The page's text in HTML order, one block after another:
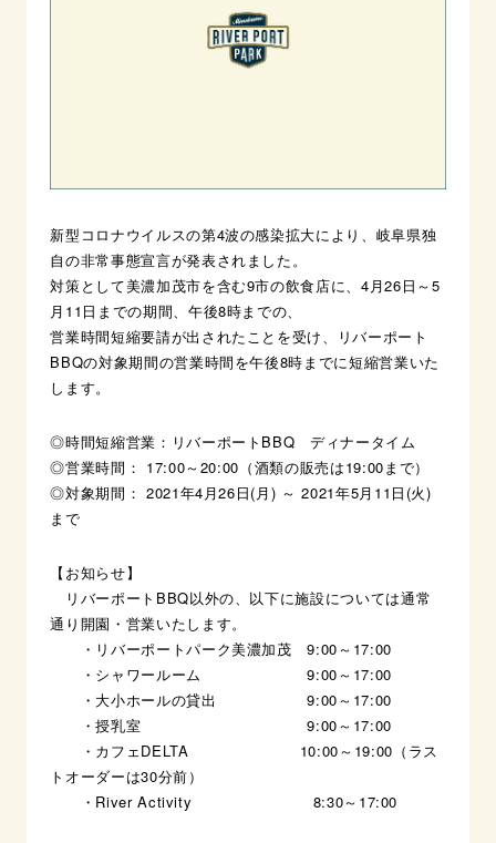
新型コロナウイルスの第4波の感染拡大により、岐阜県独
自の非常事態宣言が発表されました。
対策として美濃加茂市を含む9市の飲食店に、4月26日～5
月11日までの期間、午後8時までの、
営業時間短縮要請が出されたことを受け、リバーポート
BBQの対象期間の営業時間を午後8時までに短縮営業いた
します。
◎時間短縮営業：リバーポートBBQ ディナータイム
◎営業時間： 17:00～20:00（酒類の販売は19:00まで）
◎対象期間： 2021年4月26日(月) ～ 2021年5月11日(火)
まで
【お知らせ】
リバーポートBBQ以外の、以下に施設については通常
通り開園・営業いたします。
・リバーポートパーク美濃加茂 9:00～17:00
・シャワールーム 9:00～17:00
・大小ホールの貸出 9:00～17:00
・授乳室 9:00～17:00
・カフェDELTA 10:00～19:00（ラス
トオーダーは30分前）
・River Activity 8:30～17:00